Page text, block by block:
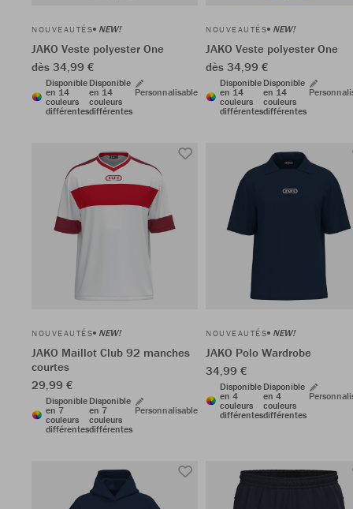
NOUVEAUTÉS NEW!
JAKO Veste polyester One
dès 34,99 €
Disponible
en 14
couleurs
différentes
Disponible
en 14
couleurs
différentes
Personnalisable
NOUVEAUTÉS NEW!
JAKO Veste polyester One
dès 34,99 €
Disponible
en 14
couleurs
différentes
Disponible
en 14
couleurs
différentes
NOUVEAUTÉS NEW!
JAKO Maillot Club 92 manches
courtes
29,99 €
Disponible
en 7
couleurs
différentes
Disponible
en 7
couleurs
différentes
Personnalisable
NOUVEAUTÉS NEW!
JAKO Polo Wardrobe
34,99 €
Disponible
en 4
couleurs
différentes
Disponible
en 4
couleurs
différentes